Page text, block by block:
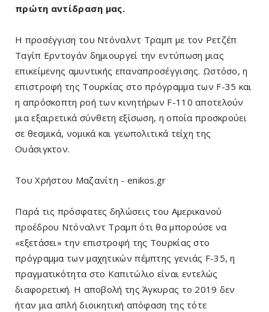
πρώτη αντίδραση μας.
Η προσέγγιση του Ντόναλντ Τραμπ με τον Ρετζέπ
Ταγίπ Ερντογάν δημιουργεί την εντύπωση μιας
επικείμενης αμυντικής επαναπροσέγγισης. Ωστόσο, η
επιστροφή της Τουρκίας στο πρόγραμμα των F-35 και
η απρόσκοπτη ροή των κινητήρων F-110 αποτελούν
μια εξαιρετικά σύνθετη εξίσωση, η οποία προσκρούει
σε θεσμικά, νομικά και γεωπολιτικά τείχη της
Ουάσιγκτον.
Του Χρήστου Μαζανίτη - enikos.gr
Παρά τις πρόσφατες δηλώσεις του Αμερικανού
προέδρου Ντόναλντ Τραμπ ότι θα μπορούσε να
«εξετάσει» την επιστροφή της Τουρκίας στο
πρόγραμμα των μαχητικών πέμπτης γενιάς F-35, η
πραγματικότητα στο Καπιτώλιο είναι εντελώς
διαφορετική. Η αποβολή της Άγκυρας το 2019 δεν
ήταν μια απλή διοικητική απόφαση της τότε